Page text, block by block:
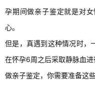
孕期间做亲子鉴定就是对
心。
但是，真遇到这种情况时，
在怀孕6周之后采取静脉血进
做亲子鉴定，你需要准备这些